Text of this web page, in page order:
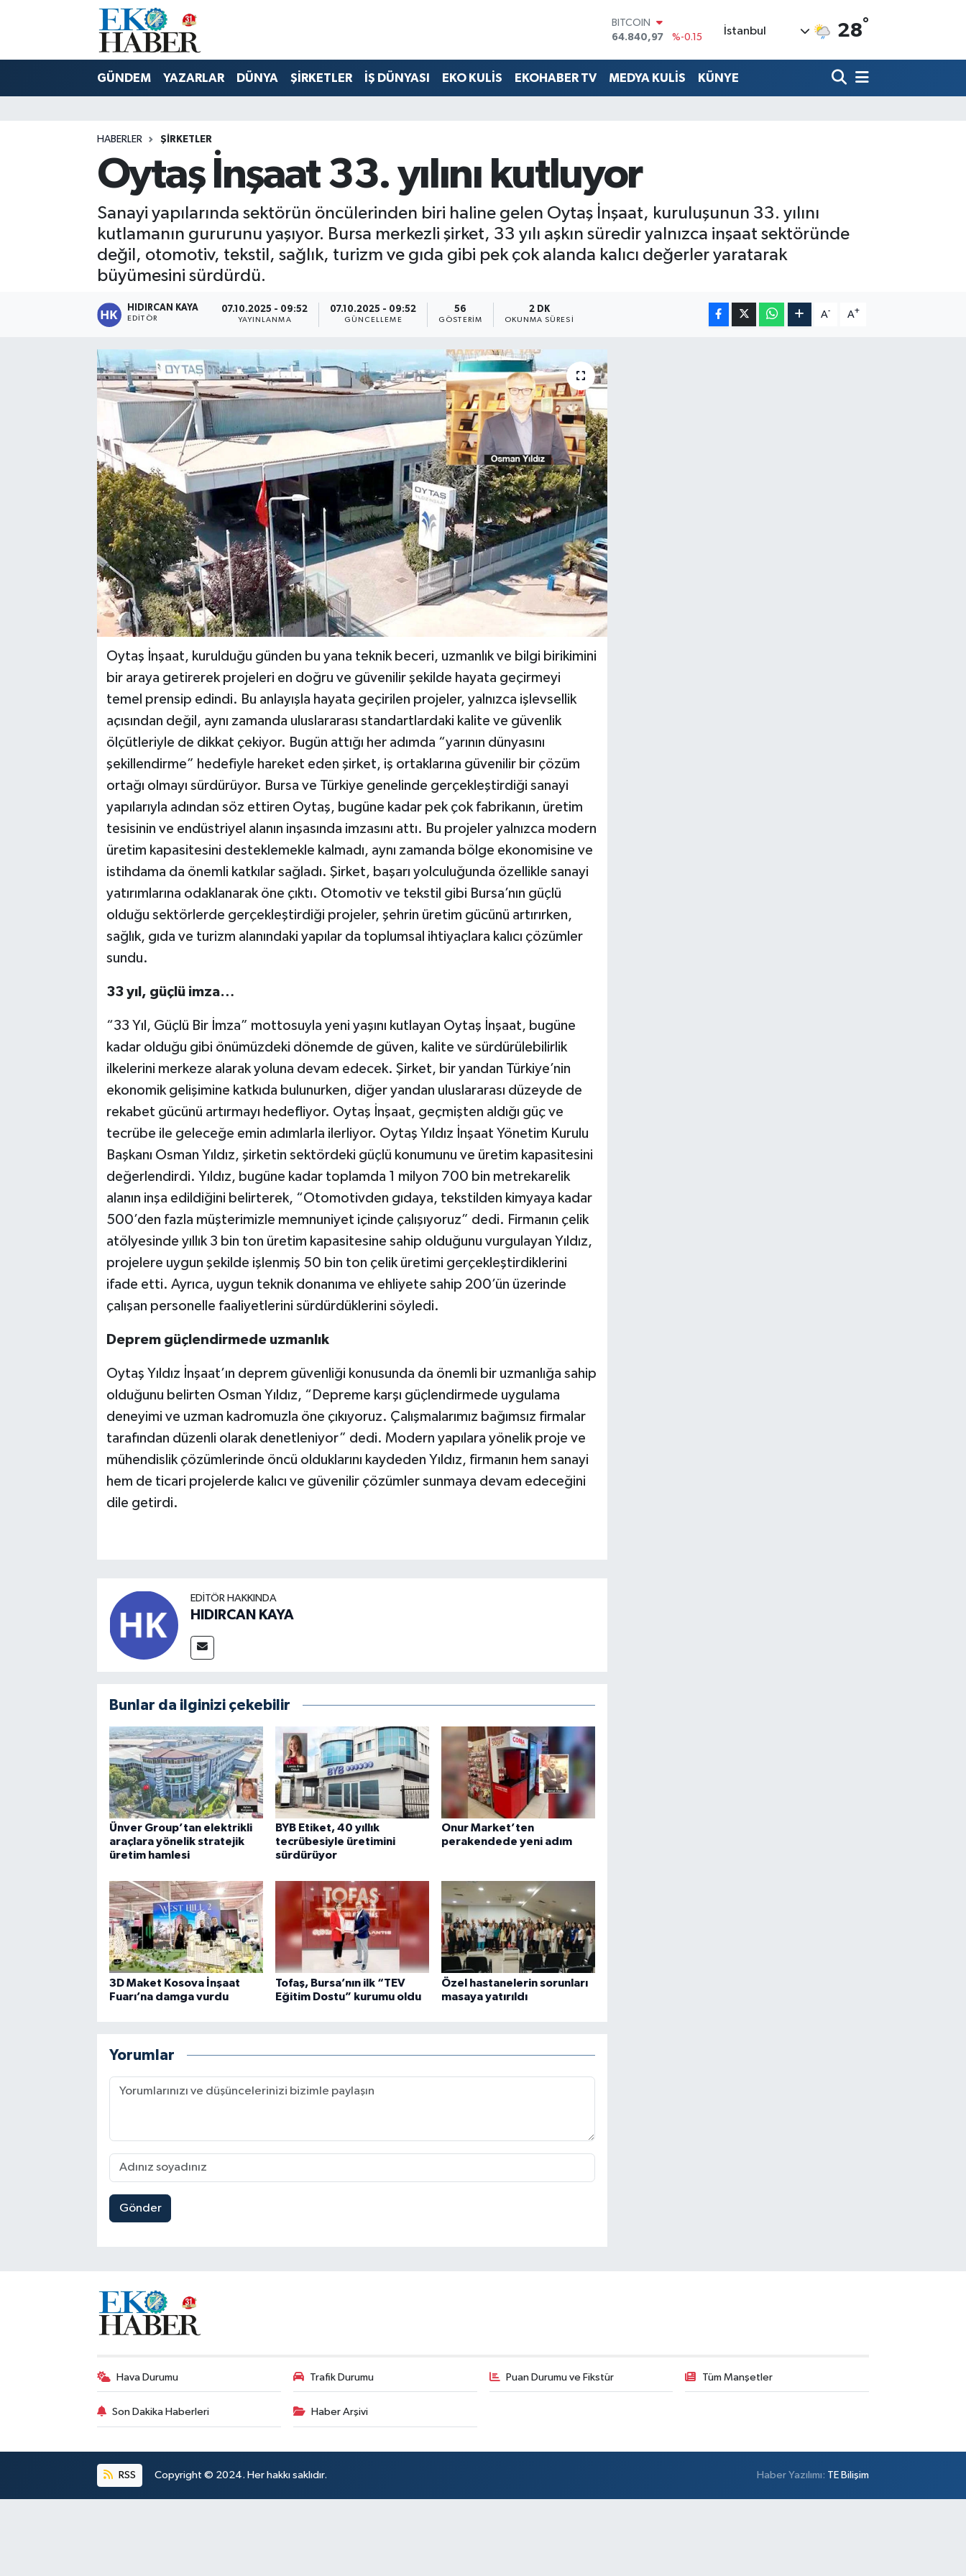
DOLAR
47,7436
%0.18
STERLİN
64,4811
%0.38
BITCOIN
64.840,97
İstanbul 28°
GÜNDEM YAZARLAR DÜNYA ŞİRKETLER İŞ DÜNYASI EKO KULİS EKOHABER TV MEDYA KULİS KÜNYE
HABERLER ŞIRKETLER
Oytaş İnşaat 33. yılını kutluyor
Sanayi yapılarında sektörün öncülerinden biri haline gelen Oytaş İnşaat, kuruluşunun 33. yılını
kutlamanın gururunu yaşıyor. Bursa merkezli şirket, 33 yılı aşkın süredir yalnızca inşaat sektöründe
değil, otomotiv, tekstil, sağlık, turizm ve gıda gibi pek çok alanda kalıcı değerler yaratarak
büyümesini sürdürdü.
HIDIRCAN KAYA
EDITÖR
07.10.2025 - 09:52
YAYINLANMA
07.10.2025 - 09:52
GÜNCELLEME
56
GÖSTERIM
2 DK
OKUNMA SÜRESI
A- A+
Oytaş İnşaat, kurulduğu günden bu yana teknik beceri, uzmanlık ve bilgi birikimini
bir araya getirerek projeleri en doğru ve güvenilir şekilde hayata geçirmeyi
temel prensip edindi. Bu anlayışla hayata geçirilen projeler, yalnızca işlevsellik
açısından değil, aynı zamanda uluslararası standartlardaki kalite ve güvenlik
ölçütleriyle de dikkat çekiyor. Bugün attığı her adımda “yarının dünyasını
şekillendirme” hedefiyle hareket eden şirket, iş ortaklarına güvenilir bir çözüm
ortağı olmayı sürdürüyor. Bursa ve Türkiye genelinde gerçekleştirdiği sanayi
yapılarıyla adından söz ettiren Oytaş, bugüne kadar pek çok fabrikanın, üretim
tesisinin ve endüstriyel alanın inşasında imzasını attı. Bu projeler yalnızca modern
üretim kapasitesini desteklemekle kalmadı, aynı zamanda bölge ekonomisine ve
istihdama da önemli katkılar sağladı. Şirket, başarı yolculuğunda özellikle sanayi
yatırımlarına odaklanarak öne çıktı. Otomotiv ve tekstil gibi Bursa’nın güçlü
olduğu sektörlerde gerçekleştirdiği projeler, şehrin üretim gücünü artırırken,
sağlık, gıda ve turizm alanındaki yapılar da toplumsal ihtiyaçlara kalıcı çözümler
sundu.
33 yıl, güçlü imza…
“33 Yıl, Güçlü Bir İmza” mottosuyla yeni yaşını kutlayan Oytaş İnşaat, bugüne
kadar olduğu gibi önümüzdeki dönemde de güven, kalite ve sürdürülebilirlik
ilkelerini merkeze alarak yoluna devam edecek. Şirket, bir yandan Türkiye’nin
ekonomik gelişimine katkıda bulunurken, diğer yandan uluslararası düzeyde de
rekabet gücünü artırmayı hedefliyor. Oytaş İnşaat, geçmişten aldığı güç ve
tecrübe ile geleceğe emin adımlarla ilerliyor. Oytaş Yıldız İnşaat Yönetim Kurulu
Başkanı Osman Yıldız, şirketin sektördeki güçlü konumunu ve üretim kapasitesini
değerlendirdi. Yıldız, bugüne kadar toplamda 1 milyon 700 bin metrekarelik
alanın inşa edildiğini belirterek, “Otomotivden gıdaya, tekstilden kimyaya kadar
500’den fazla müşterimizle memnuniyet içinde çalışıyoruz” dedi. Firmanın çelik
atölyesinde yıllık 3 bin ton üretim kapasitesine sahip olduğunu vurgulayan Yıldız,
projelere uygun şekilde işlenmiş 50 bin ton çelik üretimi gerçekleştirdiklerini
ifade etti. Ayrıca, uygun teknik donanıma ve ehliyete sahip 200’ün üzerinde
çalışan personelle faaliyetlerini sürdürdüklerini söyledi.
Deprem güçlendirmede uzmanlık
Oytaş Yıldız İnşaat’ın deprem güvenliği konusunda da önemli bir uzmanlığa sahip
olduğunu belirten Osman Yıldız, “Depreme karşı güçlendirmede uygulama
deneyimi ve uzman kadromuzla öne çıkıyoruz. Çalışmalarımız bağımsız firmalar
tarafından düzenli olarak denetleniyor” dedi. Modern yapılara yönelik proje ve
mühendislik çözümlerinde öncü olduklarını kaydeden Yıldız, firmanın hem sanayi
hem de ticari projelerde kalıcı ve güvenilir çözümler sunmaya devam edeceğini
dile getirdi.
EDITÖR HAKKINDA
HIDIRCAN KAYA
Bunlar da ilginizi çekebilir
Ünver Group’tan elektrikli
araçlara yönelik stratejik
üretim hamlesi
BYB Etiket, 40 yıllık
tecrübesiyle üretimini
sürdürüyor
Onur Market’ten
perakendede yeni adım
3D Maket Kosova İnşaat
Fuarı’na damga vurdu
Tofaş, Bursa’nın ilk “TEV
Eğitim Dostu” kurumu oldu
Özel hastanelerin sorunları
masaya yatırıldı
Yorumlar
Gönder
Hava Durumu Trafik Durumu Puan Durumu ve Fikstür Tüm Manşetler
Son Dakika Haberleri Haber Arşivi
RSS Copyright © 2024. Her hakkı saklıdır. Haber Yazılımı: TE Bilişim
Hava Durumu
Tüm Manşetler
Haber Arşivi